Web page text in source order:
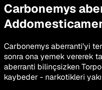
Carbonemys
Carbonemys aberranti'yi
sonra ona yemek vererek
aberranti bilinçsizken
kaybeder - narkotikleri